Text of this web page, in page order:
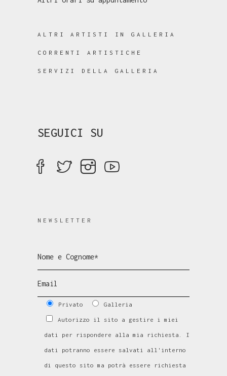
ALTRI ARTISTI IN GALLERIA
CORRENTI ARTISTICHE
SERVIZI DELLA GALLERIA
SEGUICI SU
NEWSLETTER
Privato Galleria
Autorizzo il sito a gestire i miei
dati per rispondere alla mia richiesta. I
dati potranno essere salvati all'interno
di questo sito ma potrà essere richiesta